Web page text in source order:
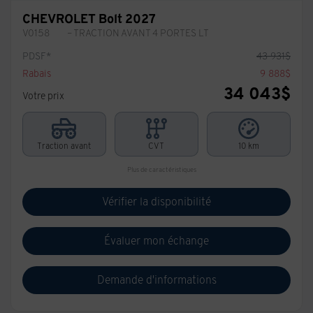
CHEVROLET Bolt 2027
V0158
– TRACTION AVANT 4 PORTES LT
PDSF*
43 931$
Rabais
9 888$
Votre prix
34 043$
Traction avant CVT 10 km
Plus de caractéristiques
Vérifier la disponibilité
Évaluer mon échange
Demande d'informations